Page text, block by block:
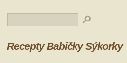
Recepty Babičky Sýkorky